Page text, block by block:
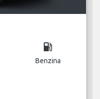
local_gas_station
Benzina